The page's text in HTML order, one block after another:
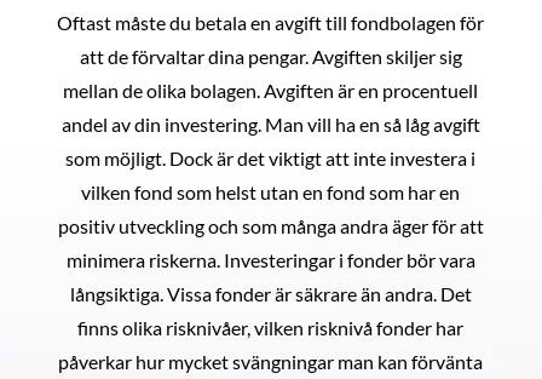
Oftast måste du betala en avgift till fondbolagen för
att de förvaltar dina pengar. Avgiften skiljer sig
mellan de olika bolagen. Avgiften är en procentuell
andel av din investering. Man vill ha en så låg avgift
som möjligt. Dock är det viktigt att inte investera i
vilken fond som helst utan en fond som har en
positiv utveckling och som många andra äger för att
minimera riskerna. Investeringar i fonder bör vara
långsiktiga. Vissa fonder är säkrare än andra. Det
finns olika risknivåer, vilken risknivå fonder har
påverkar hur mycket svängningar man kan förvänta